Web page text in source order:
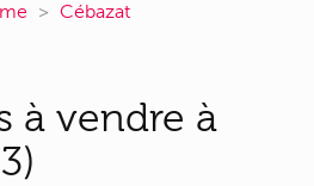
Cébazat
à vendre à